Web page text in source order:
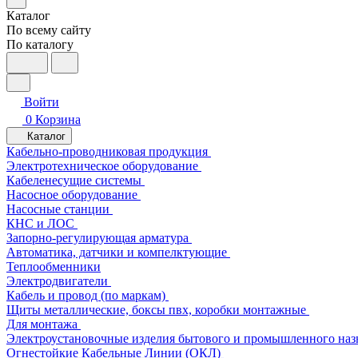
Каталог
По всему сайту
По каталогу
Войти
0 Корзина
Каталог
Кабельно-проводниковая продукция
Электротехническое оборудование
Кабеленесущие системы
Насосное оборудование
Насосные станции
КНС и ЛОС
Запорно-регулирующая арматура
Автоматика, датчики и компелктующие
Теплообменники
Электродвигатели
Кабель и провод (по маркам)
Щиты металлические, боксы пвх, коробки монтажные
Для монтажа
Электроустановочные изделия бытового и промышленного
Огнестойкие Кабельные Линии (ОКЛ)